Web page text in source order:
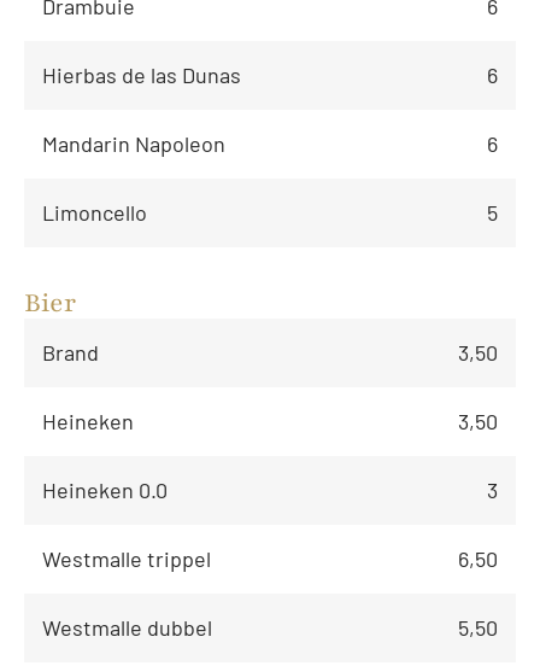
Drambuie 6
Hierbas de las Dunas 6
Mandarin Napoleon 6
Limoncello 5
Bier
Brand 3,50
Heineken 3,50
Heineken 0.0 3
Westmalle trippel 6,50
Westmalle dubbel 5,50